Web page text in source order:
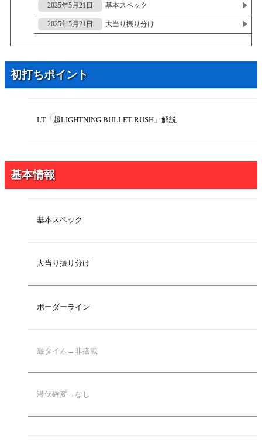
2025年5月21日 基本スペック
2025年5月21日 大当り振り分け
初打ちポイント
LT「超LIGHTNING BULLET RUSH」解説
基本情報
基本スペック
大当り振り分け
ボーダーライン
遊タイム→非搭載
潜伏確変→なし